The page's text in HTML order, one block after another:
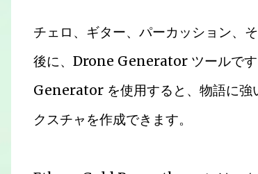
チェロ、ギター、パーカッション、
後に、Drone Generator ツールで
Generator を使用すると、物語に強
クスチャを作成できます。